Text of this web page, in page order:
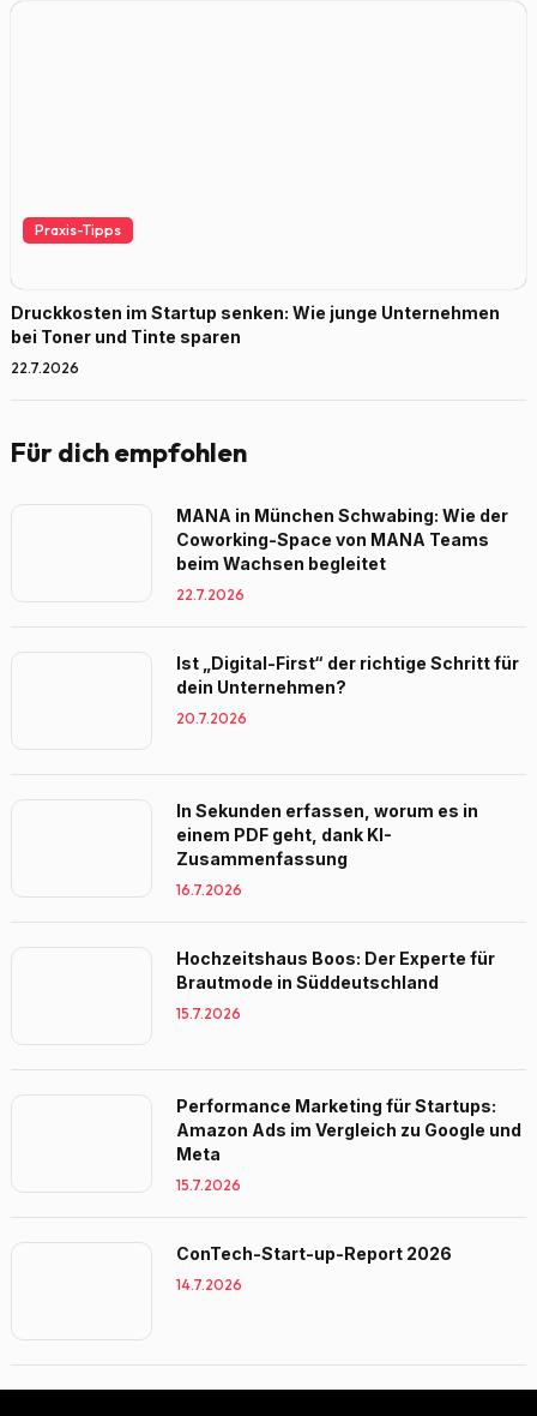
Praxis-Tipps
Druckkosten im Startup senken: Wie junge Unternehmen
bei Toner und Tinte sparen
22.7.2026
Für dich empfohlen
MANA in München Schwabing: Wie der
Coworking-Space von MANA Teams
beim Wachsen begleitet
22.7.2026
Ist „Digital-First“ der richtige Schritt für
dein Unternehmen?
20.7.2026
In Sekunden erfassen, worum es in
einem PDF geht, dank KI-
Zusammenfassung
16.7.2026
Hochzeitshaus Boos: Der Experte für
Brautmode in Süddeutschland
15.7.2026
Performance Marketing für Startups:
Amazon Ads im Vergleich zu Google und
Meta
15.7.2026
ConTech-Start-up-Report 2026
14.7.2026